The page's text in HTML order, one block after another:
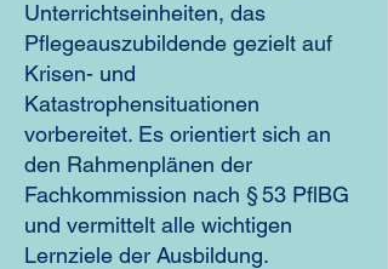
Unterrichtseinheiten, das
Pflegeauszubildende gezielt auf
Krisen- und
Katastrophensituationen
vorbereitet. Es orientiert sich an
den Rahmenplänen der
Fachkommission nach § 53 PflBG
und vermittelt alle wichtigen
Lernziele der Ausbildung.